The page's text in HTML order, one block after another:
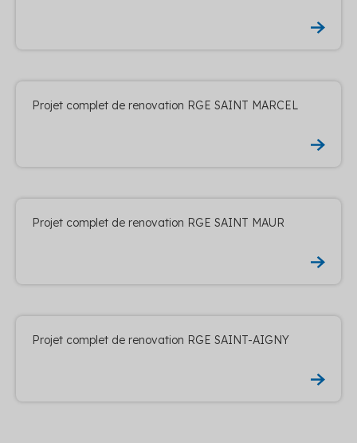
Projet complet de renovation RGE SAINT MARCEL
Projet complet de renovation RGE SAINT MAUR
Projet complet de renovation RGE SAINT-AIGNY